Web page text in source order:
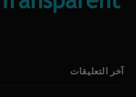
آخر التعليقات